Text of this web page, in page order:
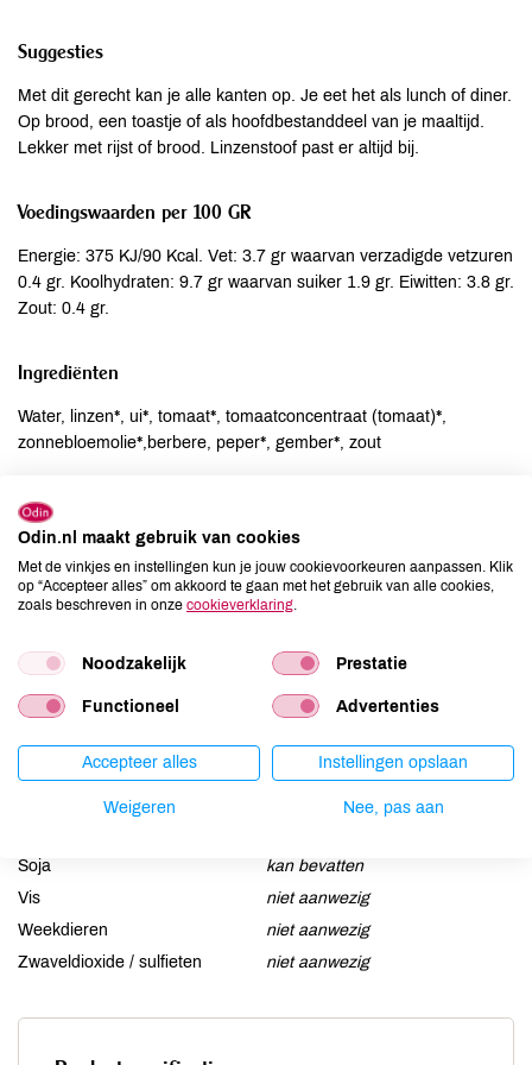
Suggesties
Met dit gerecht kan je alle kanten op. Je eet het als lunch of diner.
Op brood, een toastje of als hoofdbestanddeel van je maaltijd.
Lekker met rijst of brood. Linzenstoof past er altijd bij.
Voedingswaarden per 100 GR
Energie: 375 KJ/90 Kcal. Vet: 3.7 gr waarvan verzadigde vetzuren
0.4 gr. Koolhydraten: 9.7 gr waarvan suiker 1.9 gr. Eiwitten: 3.8 gr.
Zout: 0.4 gr.
Ingrediënten
Water, linzen*, ui*, tomaat*, tomaatconcentraat (tomaat)*,
zonnebloemolie*,berbere, peper*, gember*, zout
Allergenen
Ei
niet aanwezig
Gluten
kan bevatten
Lactose
kan bevatten
Lupine
niet aanwezig
Mosterd
kan bevatten
Noten
kan bevatten
Schaaldieren
niet aanwezig
kan bevatten
Soja
kan bevatten
Vis
niet aanwezig
Weekdieren
niet aanwezig
Zwaveldioxide / sulfieten
niet aanwezig
Odin.nl maakt gebruik van cookies
Met de vinkjes en instellingen kun je jouw cookievoorkeuren aanpassen. Klik
op “Accepteer alles” om akkoord te gaan met het gebruik van alle cookies,
zoals beschreven in onze cookieverklaring.
Noodzakelijk Prestatie
Functioneel Advertenties
Accepteer alles Instellingen opslaan
Weigeren Nee, pas aan